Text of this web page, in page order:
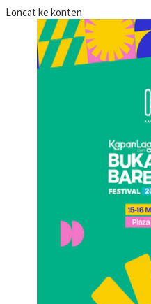
Loncat ke konten